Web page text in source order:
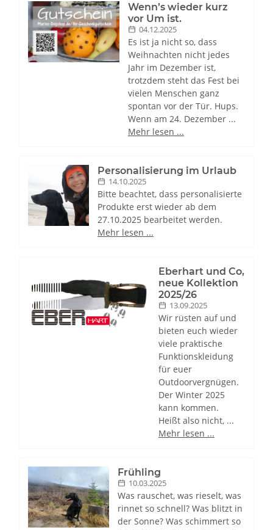
Wenn’s wieder kurz
vor Um ist.
04.12.2025
Es ist ja nicht so, dass
Weihnachten nicht jedes
Jahr im Dezember ist,
trotzdem steht das Fest bei
vielen Menschen ganz
spontan vor der Tür. Hups.
Wenn am 24. Dezember ...
Mehr lesen ...
Personalisierung im Urlaub
14.10.2025
Bitte beachtet, dass personalisierte
Produkte erst wieder ab dem
27.10.2025 bearbeitet werden.
Mehr lesen ...
Eberhart und Co,
neue Kollektion
2025/26
13.09.2025
Wir rüsten auf und
bieten euch wieder
viele praktische
Funktionskleidung
für euer
Outdoorvergnügen.
Der Winter 2025
kann kommen.
Heißt also nicht, ...
Mehr lesen ...
Frühling
10.03.2025
Was rauschet, was rieselt, was
rinnet so schnell? Was blitzt in
der Sonne? Was schimmert so